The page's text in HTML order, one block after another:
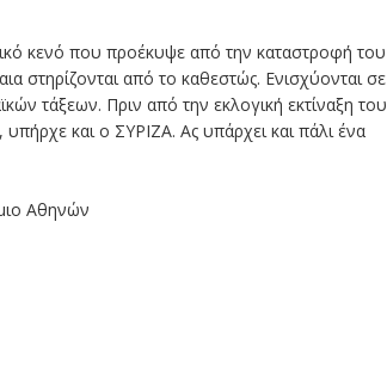
κενό που προέκυψε από την καταστροφή του
στηρίζονται από το καθεστώς. Ενισχύονται σε
τάξεων. Πριν από την εκλογική εκτίναξη του
και ο ΣΥΡΙΖΑ. Ας υπάρχει και πάλι ένα
Αθηνών